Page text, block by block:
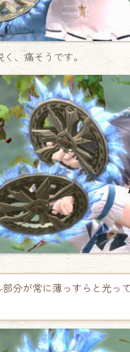
、痛そうです。
部分が常に薄っすらと光っ